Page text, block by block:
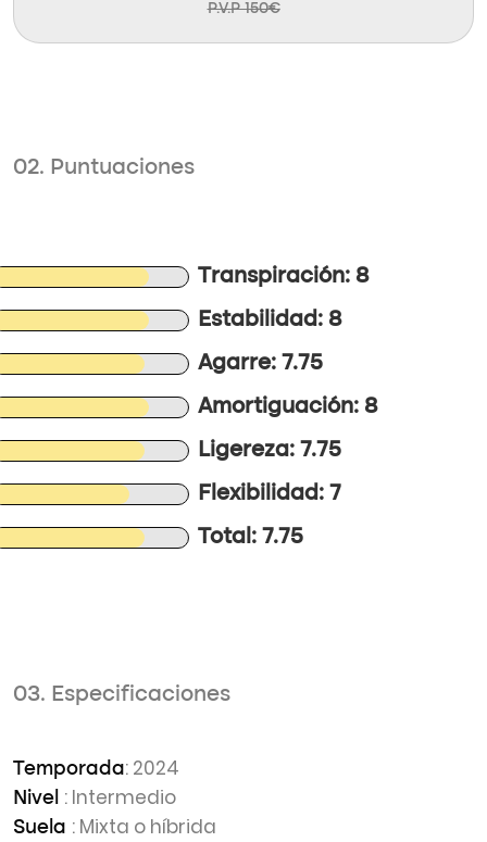
P.V.P 150€
02. Puntuaciones
Transpiración: 8
Estabilidad: 8
Agarre: 7.75
Amortiguación: 8
Ligereza: 7.75
Flexibilidad: 7
Total: 7.75
03. Especificaciones
Temporada: 2024
Nivel : Intermedio
Suela : Mixta o híbrida